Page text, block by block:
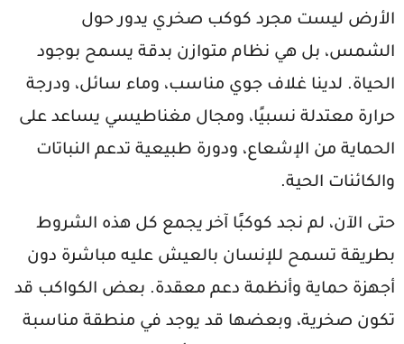
الأرض ليست مجرد كوكب صخري يدور حول
الشمس، بل هي نظام متوازن بدقة يسمح بوجود
الحياة. لدينا غلاف جوي مناسب، وماء سائل، ودرجة
حرارة معتدلة نسبيًا، ومجال مغناطيسي يساعد على
الحماية من الإشعاع، ودورة طبيعية تدعم النباتات
والكائنات الحية.
حتى الآن، لم نجد كوكبًا آخر يجمع كل هذه الشروط
بطريقة تسمح للإنسان بالعيش عليه مباشرة دون
أجهزة حماية وأنظمة دعم معقدة. بعض الكواكب قد
تكون صخرية، وبعضها قد يوجد في منطقة مناسبة